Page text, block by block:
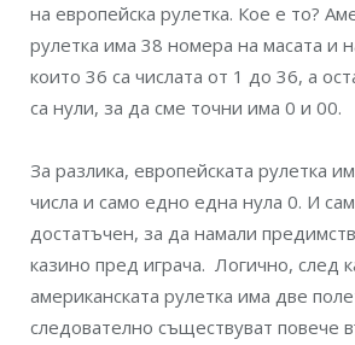
на европейска рулетка. Кое е то?
рулетка има 38 номера на масата и
които 36 са числата от 1 до 36, а
са нули, за да сме точни има 0 и 00.
За разлика, европейската рулетка
числа и само едно една нула 0. И
достатъчен, за да намали
казино пред играча. Логично, след
американската рулетка има две
следователно съществуват повече